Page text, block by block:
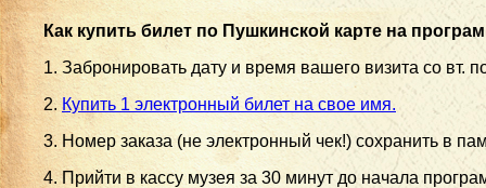
Как купить билет по Пушкинской карте на
1. Забронировать дату и время вашего визита со вт.
2. Купить 1 электронный билет на свое имя.
3. Номер заказа (не электронный чек!) сохранить в
4. Прийти в кассу музея за 30 минут до начала